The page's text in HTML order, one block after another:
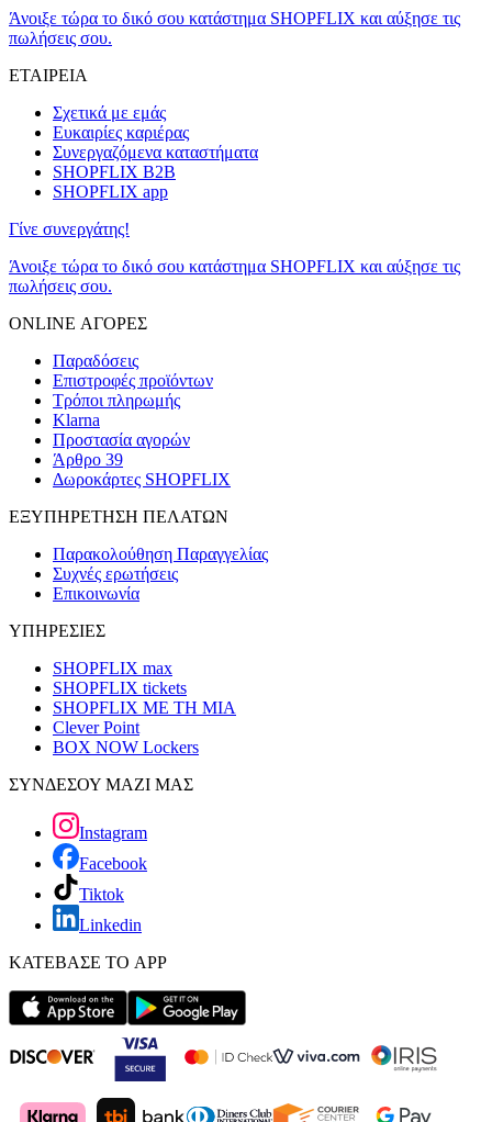
Άνοιξε τώρα το δικό σου κατάστημα SHOPFLIX και αύξησε τις
πωλήσεις σου.
ΕΤΑΙΡΕΙΑ
Σχετικά με εμάς
Ευκαιρίες καριέρας
Συνεργαζόμενα καταστήματα
SHOPFLIX B2B
SHOPFLIX app
Γίνε συνεργάτης!
Άνοιξε τώρα το δικό σου κατάστημα SHOPFLIX και αύξησε τις
πωλήσεις σου.
ONLINE ΑΓΟΡΕΣ
Παραδόσεις
Επιστροφές προϊόντων
Τρόποι πληρωμής
Klarna
Προστασία αγορών
Άρθρο 39
Δωροκάρτες SHOPFLIX
ΕΞΥΠΗΡΕΤΗΣΗ ΠΕΛΑΤΩΝ
Παρακολούθηση Παραγγελίας
Συχνές ερωτήσεις
Επικοινωνία
ΥΠΗΡΕΣΙΕΣ
SHOPFLIX max
SHOPFLIX tickets
SHOPFLIX ΜΕ ΤΗ ΜΙΑ
Clever Point
BOX NOW Lockers
ΣΥΝΔΕΣΟΥ ΜΑΖΙ ΜΑΣ
Instagram
Facebook
Tiktok
Linkedin
ΚΑΤΕΒΑΣΕ ΤΟ APP